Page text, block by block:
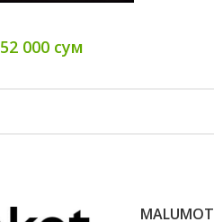
52 000 сум
MALUMOT